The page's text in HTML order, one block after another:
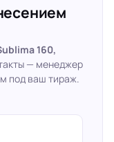
160,
— менеджер
под ваш тираж.